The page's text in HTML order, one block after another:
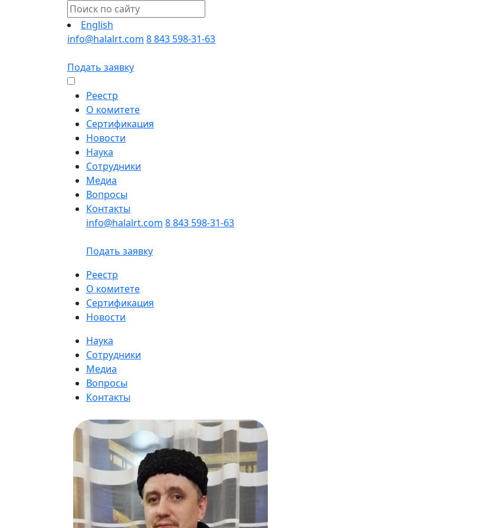
English
info@halalrt.com 8 843 598-31-63
Подать заявку
Реестр
О комитете
Сертификация
Новости
Наука
Сотрудники
Медиа
Вопросы
Контакты
info@halalrt.com 8 843 598-31-63
Подать заявку
Реестр
О комитете
Сертификация
Новости
Наука
Сотрудники
Медиа
Вопросы
Контакты